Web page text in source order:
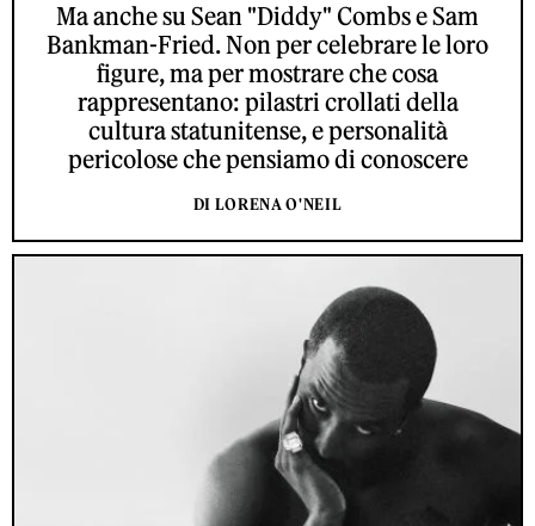
Ma anche su Sean "Diddy" Combs e Sam
Bankman-Fried. Non per celebrare le loro
figure, ma per mostrare che cosa
rappresentano: pilastri crollati della
cultura statunitense, e personalità
pericolose che pensiamo di conoscere
DI LORENA O'NEIL